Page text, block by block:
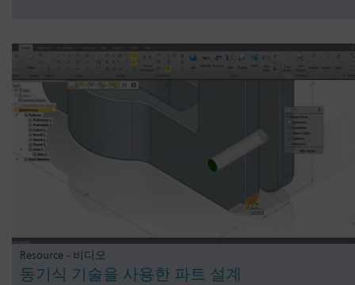
Resource - 비디오
동기식 기술을 사용한 파트 설계